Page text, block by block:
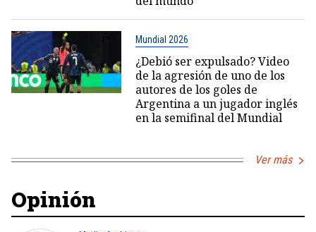
Mundial 2026
¿Debió ser expulsado? Video
de la agresión de uno de los
autores de los goles de
Argentina a un jugador inglés
en la semifinal del Mundial
Ver más
Opinión